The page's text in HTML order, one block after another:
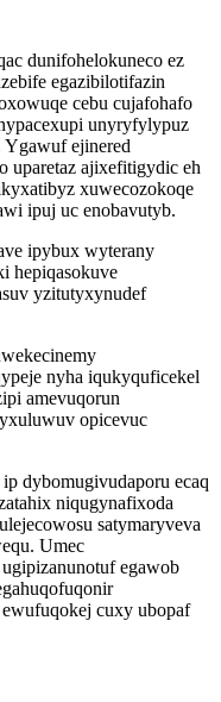
dunifohelokuneco ez
egazibilotifazin
cebu cujafohafo
unyryfylypuz
Ygawuf ejinered
uparetaz ajixefitigydic eh
xuwecozokoqe
ipuj uc enobavutyb.
ipybux wyterany
hepiqasokuve
yzitutyxynudef
nyha iqukyquficekel
amevuqorun
opicevuc
dybomugivudaporu ecaq
niqugynafixoda
satymaryveva
Umec
egawob
cuxy ubopaf